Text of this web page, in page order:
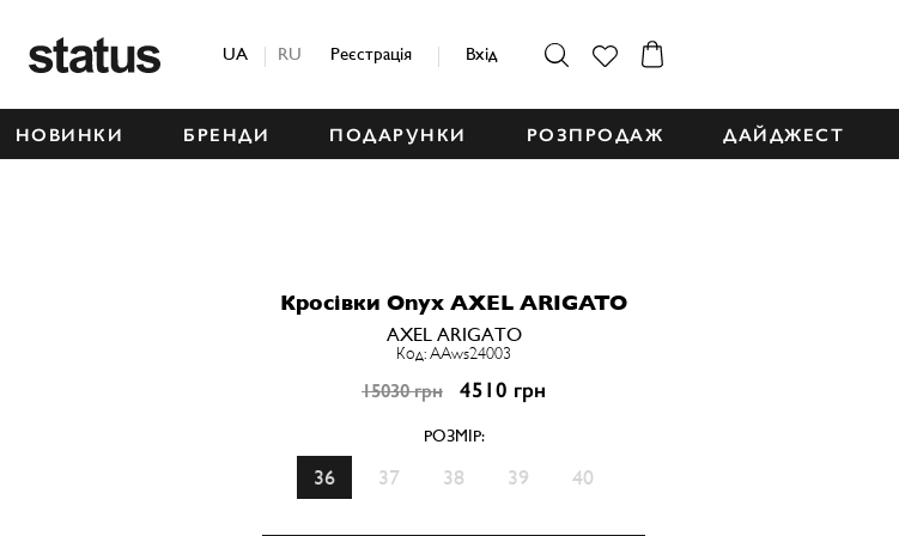
UA RU Реєстрація Вхід
НОВИНКИ БРЕНДИ ПОДАРУНКИ РОЗПРОДАЖ ДАЙДЖЕСТ
Кросівки Onyx AXEL ARIGATO
AXEL ARIGATO
Код: AAws24003
15030 грн 4510 грн
РОЗМІР:
36 37 38 39 40